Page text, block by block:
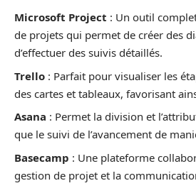
Microsoft Project : Un outil
de projets qui permet de créer des
d’effectuer des suivis détaillés.
Trello : Parfait pour visualiser les
des cartes et tableaux, favorisant
Asana : Permet la division et
que le suivi de l’avancement de
Basecamp : Une plateforme
gestion de projet et la